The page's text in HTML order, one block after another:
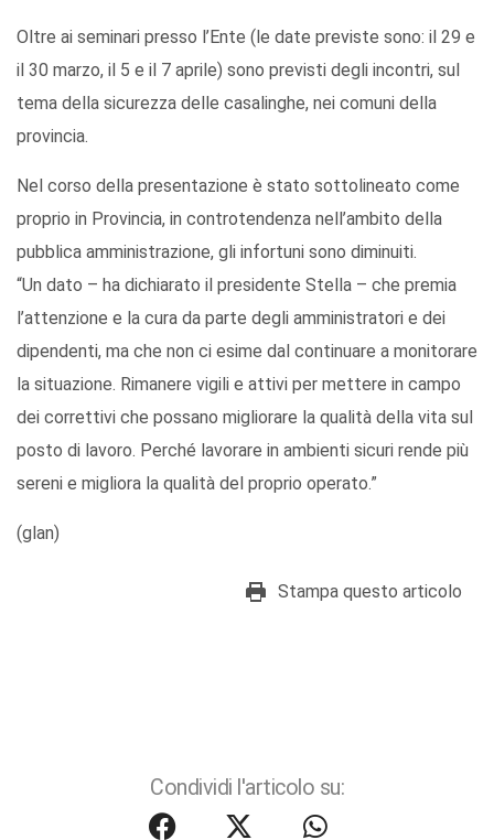
Oltre ai seminari presso l’Ente (le date previste sono: il 29 e
il 30 marzo, il 5 e il 7 aprile) sono previsti degli incontri, sul
tema della sicurezza delle casalinghe, nei comuni della
provincia.
Nel corso della presentazione è stato sottolineato come
proprio in Provincia, in controtendenza nell’ambito della
pubblica amministrazione, gli infortuni sono diminuiti.
“Un dato – ha dichiarato il presidente Stella – che premia
l’attenzione e la cura da parte degli amministratori e dei
dipendenti, ma che non ci esime dal continuare a monitorare
la situazione. Rimanere vigili e attivi per mettere in campo
dei correttivi che possano migliorare la qualità della vita sul
posto di lavoro. Perché lavorare in ambienti sicuri rende più
sereni e migliora la qualità del proprio operato.”
(glan)
Stampa questo articolo
Condividi l'articolo su: